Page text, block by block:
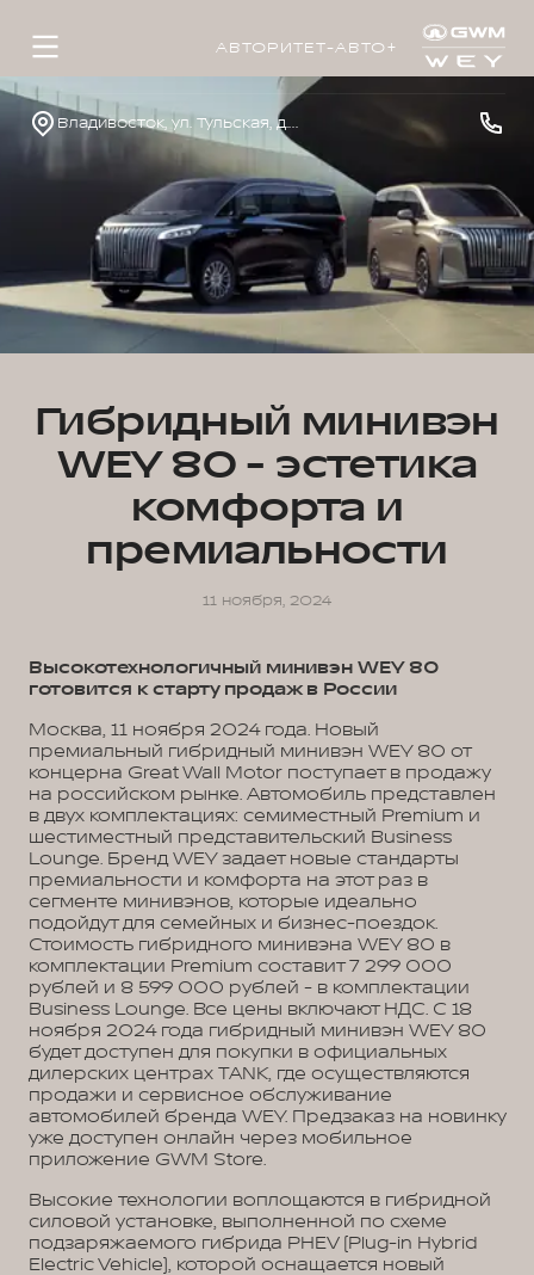
АВТОРИТЕТ-АВТО+
Владивосток, ул. Тульская, д. 22
Гибридный минивэн
WEY 80 - эстетика
комфорта и
премиальности
11 ноября, 2024
Высокотехнологичный минивэн WEY 80
готовится к старту продаж в России
Москва, 11 ноября 2024 года. Новый
премиальный гибридный минивэн WEY 80 от
концерна Great Wall Motor поступает в продажу
на российском рынке. Автомобиль представлен
в двух комплектациях: семиместный Premium и
шестиместный представительский Business
Lounge. Бренд WEY задает новые стандарты
премиальности и комфорта на этот раз в
сегменте минивэнов, которые идеально
подойдут для семейных и бизнес-поездок.
Стоимость гибридного минивэна WEY 80 в
комплектации Premium составит 7 299 000
рублей и 8 599 000 рублей - в комплектации
Business Lounge. Все цены включают НДС. С 18
ноября 2024 года гибридный минивэн WEY 80
будет доступен для покупки в официальных
дилерских центрах TANK, где осуществляются
продажи и сервисное обслуживание
автомобилей бренда WEY. Предзаказ на новинку
уже доступен онлайн через мобильное
приложение GWM Store.
Высокие технологии воплощаются в гибридной
силовой установке, выполненной по схеме
подзаряжаемого гибрида PHEV (Plug-in Hybrid
Electric Vehicle), которой оснащается новый